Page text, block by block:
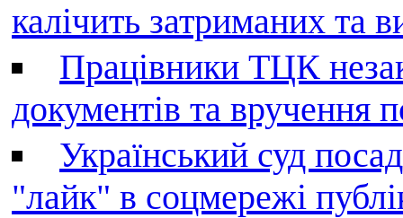
калічить затриманих та
Працівники ТЦК
документів та вручення
Український суд
"лайк" в соцмережі